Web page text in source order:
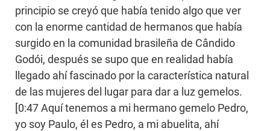
principio se creyó que había tenido algo que ver
con la enorme cantidad de hermanos que había
surgido en la comunidad brasileña de Cândido
Godói, después se supo que en realidad había
llegado ahí fascinado por la característica natural
de las mujeres del lugar para dar a luz gemelos.
[0:47 Aquí tenemos a mi hermano gemelo Pedro,
yo soy Paulo, él es Pedro, a mi abuelita, ahí